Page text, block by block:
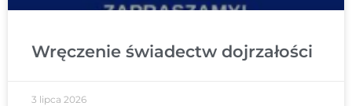
Wręczenie świadectw dojrzałości
3 lipca 2026